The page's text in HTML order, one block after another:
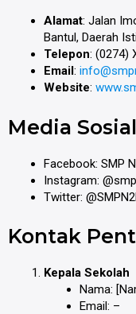
Alamat: Jalan
Bantul, Daerah
Telepon: (0274)
Email:
Website:
Media Sosial
Facebook: SMP
Instagram:
Twitter:
Kontak
Kepala Sekolah
Nama:
Email: –